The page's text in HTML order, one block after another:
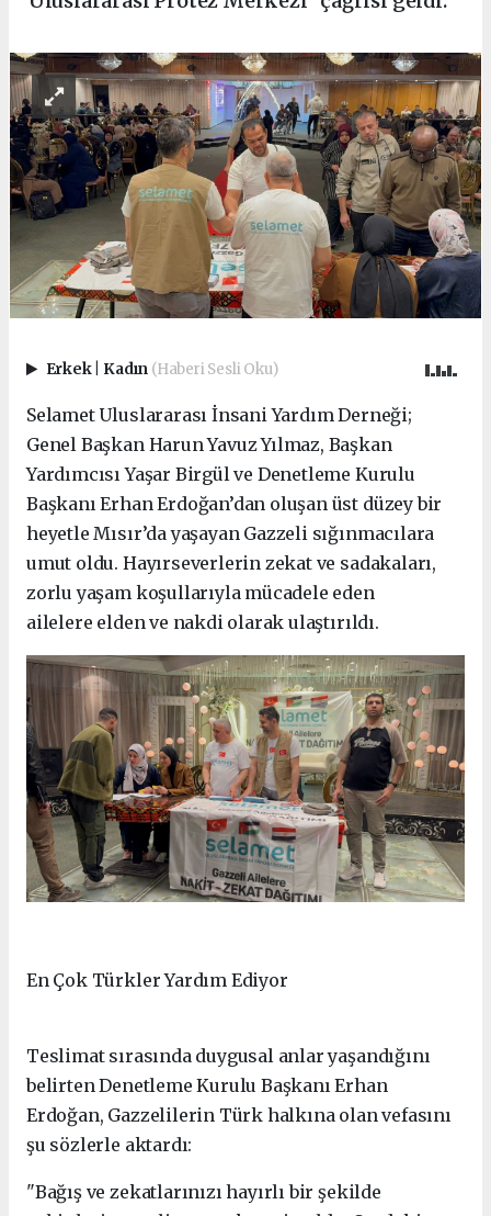
Erkek Kadın (Haberi Sesli Oku)
Selamet Uluslararası İnsani Yardım Derneği;
Genel Başkan Harun Yavuz Yılmaz, Başkan
Yardımcısı Yaşar Birgül ve Denetleme Kurulu
Başkanı Erhan Erdoğan’dan oluşan üst düzey bir
heyetle Mısır’da yaşayan Gazzeli sığınmacılara
umut oldu. Hayırseverlerin zekat ve sadakaları,
zorlu yaşam koşullarıyla mücadele eden
ailelere elden ve nakdi olarak ulaştırıldı.
En Çok Türkler Yardım Ediyor
Teslimat sırasında duygusal anlar yaşandığını
belirten Denetleme Kurulu Başkanı Erhan
Erdoğan, Gazzelilerin Türk halkına olan vefasını
şu sözlerle aktardı:
"Bağış ve zekatlarınızı hayırlı bir şekilde